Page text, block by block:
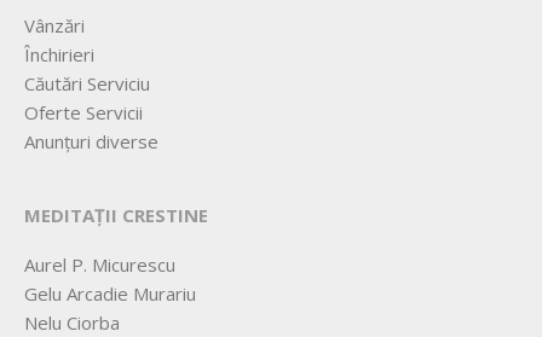
Vânzări
Închirieri
Căutări Serviciu
Oferte Servicii
Anunțuri diverse
MEDITAȚII CRESTINE
Aurel P. Micurescu
Gelu Arcadie Murariu
Nelu Ciorba